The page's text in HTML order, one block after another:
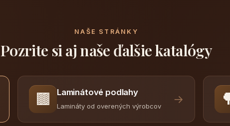
NAŠE STRÁNKY
Pozrite si aj naše ďalšie katalógy
🟫 Laminátové podlahy
Lamináty od overených výrobcov
→